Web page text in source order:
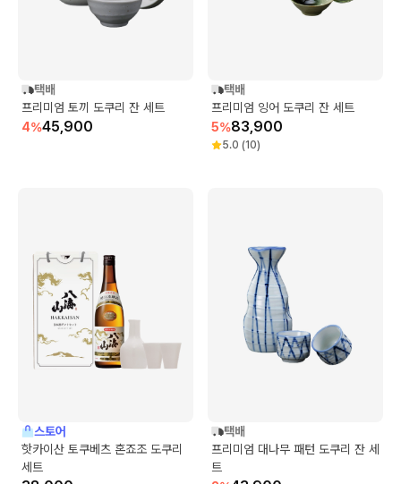
택배
프리미엄 토끼 도쿠리 잔 세트
4%45,900
택배
프리미엄 잉어 도쿠리 잔 세트
5%83,900
5.0 (10)
스토어
핫카이산 토쿠베츠 혼죠조 도쿠리
세트
택배
프리미엄 대나무 패턴 도쿠리 잔 세
트